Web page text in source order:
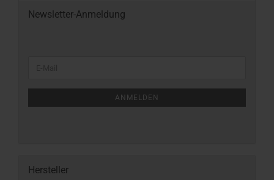
Newsletter-Anmeldung
ANMELDEN
Hersteller